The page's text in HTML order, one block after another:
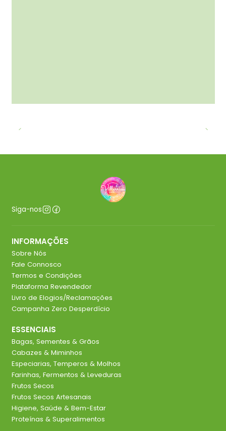
Siga-nos
INFORMAÇÕES
Sobre Nós
Fale Connosco
Termos e Condições
Plataforma Revendedor
Livro de Elogios/Reclamações
Campanha Zero Desperdício
ESSENCIAIS
Bagas, Sementes & Grãos
Cabazes & Miminhos
Especiarias, Temperos & Molhos
Farinhas, Fermentos & Leveduras
Frutos Secos
Frutos Secos Artesanais
Higiene, Saúde & Bem-Estar
Proteínas & Superalimentos